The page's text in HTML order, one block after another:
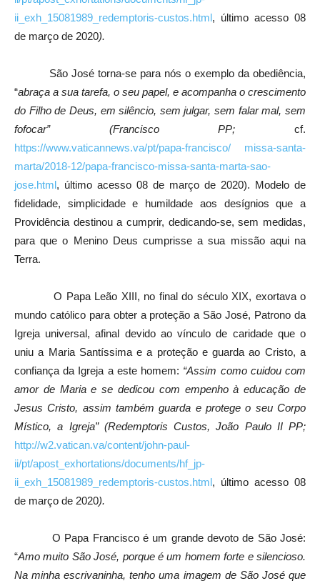
ii_exh_15081989_redemptoris-custos.html, último acesso 08
de março de 2020).
São José torna-se para nós o exemplo da obediência,
“abraça a sua tarefa, o seu papel, e acompanha o crescimento
do Filho de Deus, em silêncio, sem julgar, sem falar mal, sem
fofocar” (Francisco PP; cf.
https://www.vaticannews.va/pt/papa-francisco/ missa-santa-
marta/2018-12/papa-francisco-missa-santa-marta-sao-
jose.html, último acesso 08 de março de 2020). Modelo de
fidelidade, simplicidade e humildade aos desígnios que a
Providência destinou a cumprir, dedicando-se, sem medidas,
para que o Menino Deus cumprisse a sua missão aqui na
Terra.
O Papa Leão XIII, no final do século XIX, exortava o
mundo católico para obter a proteção a São José, Patrono da
Igreja universal, afinal devido ao vínculo de caridade que o
uniu a Maria Santíssima e a proteção e guarda ao Cristo, a
confiança da Igreja a este homem: “Assim como cuidou com
amor de Maria e se dedicou com empenho à educação de
Jesus Cristo, assim também guarda e protege o seu Corpo
Místico, a Igreja” (Redemptoris Custos, João Paulo II PP;
http://w2.vatican.va/content/john-paul-
ii/pt/apost_exhortations/documents/hf_jp-
ii_exh_15081989_redemptoris-custos.html, último acesso 08
de março de 2020).
O Papa Francisco é um grande devoto de São José:
“Amo muito São José, porque é um homem forte e silencioso.
Na minha escrivaninha, tenho uma imagem de São José que